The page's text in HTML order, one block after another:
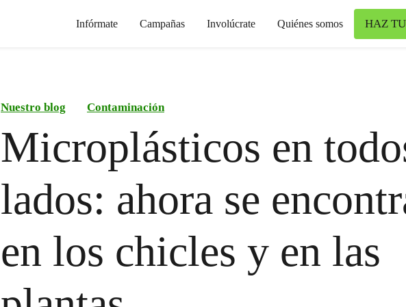
Infórmate Campañas Involúcrate Quiénes somos HAZ
Nuestro blog Contaminación
Microplásticos en
lados: ahora se
en los chicles y en las